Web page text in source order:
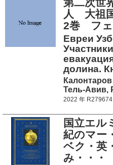
人 大祖
2巻 フ
Евреи
долина.
Тель-Авив,
2022 年 R279674
国立エ
紀のマー
ベク・英
み・・・